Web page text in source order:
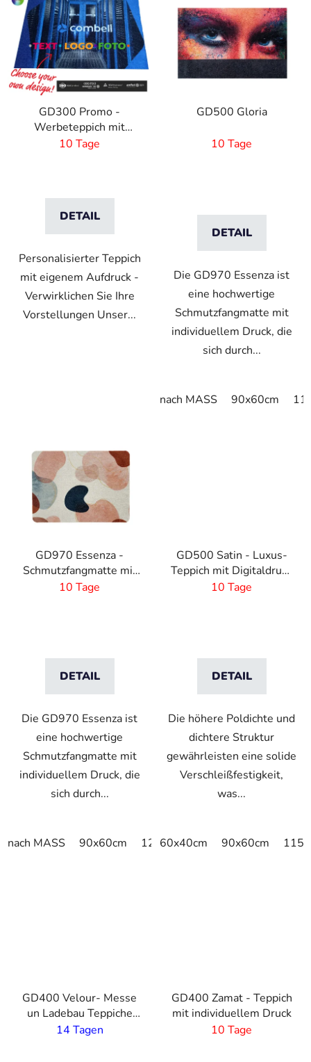
e
d
GD300 Promo -
Werbeteppich mit
eigenem Druck
10 Tage
DETAIL
Personalisierter Teppich
mit eigenem Aufdruck -
Verwirklichen Sie Ihre
Vorstellungen Unser...
GD500 Gloria
10 Tage
DETAIL
Die GD970 Essenza ist
eine hochwertige
Schmutzfangmatte mit
individuellem Druck, die
sich durch...
nach MASS 90x60cm
GD970 Essenza -
Schmutzfangmatte mit
individuel bedruckbar
10 Tage
DETAIL
Die GD970 Essenza ist
eine hochwertige
Schmutzfangmatte mit
individuellem Druck, die
sich durch...
nach MASS 90x60cm 120x90cm 180x120cm
GD500 Satin - Luxus-
Teppich mit Digitaldruck
und saugfähiger Schicht
10 Tage
DETAIL
Die höhere Poldichte und
dichtere Struktur
gewährleisten eine solide
Verschleißfestigkeit,
was...
60x40cm 90x60cm
GD400 Velour- Messe
un Ladebau Teppiche
mit modernster Druck-
14 Tagen
GD400 Zamat - Teppich
mit individuellem Druck
10 Tage